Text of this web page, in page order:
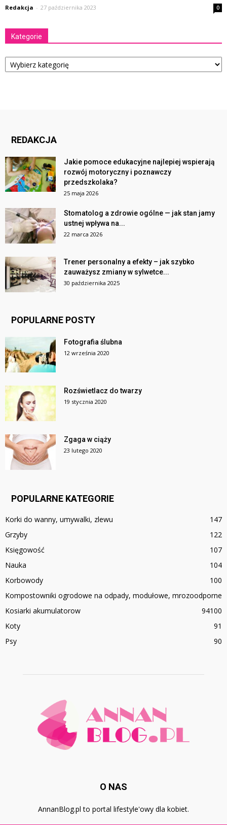
Redakcja - 27 października 2023 0
Kategorie
Kategorie
REDAKCJA
Jakie pomoce edukacyjne najlepiej wspierają
rozwój motoryczny i poznawczy
przedszkolaka?
25 maja 2026
Stomatolog a zdrowie ogólne — jak stan jamy
ustnej wpływa na...
22 marca 2026
Trener personalny a efekty – jak szybko
zauważysz zmiany w sylwetce...
30 października 2025
POPULARNE POSTY
Fotografia ślubna
12 września 2020
Rozświetlacz do twarzy
19 stycznia 2020
Zgaga w ciąży
23 lutego 2020
POPULARNE KATEGORIE
Korki do wanny, umywalki, zlewu
147
Grzyby
122
Księgowość
107
Nauka
104
Korbowody
100
Kompostowniki ogrodowe na odpady, modułowe, mrozoodporne
100
Kosiarki akumulatorow
94
Koty
91
Psy
90
O NAS
AnnanBlog.pl to portal lifestyle'owy dla kobiet.